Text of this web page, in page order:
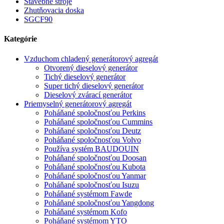
Zhutňovacia doska
SGCF90
Kategórie
Vzduchom chladený generátorový agregát
Otvorený dieselový generátor
Tichý dieselový generátor
Super tichý dieselový generátor
Dieselový zvárací generátor
Priemyselný generátorový agregát
Poháňané spoločnosťou Perkins
Poháňané spoločnosťou Cummins
Poháňané spoločnosťou Deutz
Poháňané spoločnosťou Volvo
Používa systém BAUDOUIN
Poháňané spoločnosťou Doosan
Poháňané spoločnosťou Kubota
Poháňané spoločnosťou Yanmar
Poháňané spoločnosťou Isuzu
Poháňané systémom Fawde
Poháňané spoločnosťou Yangdong
Poháňané systémom Kofo
Poháňané systémom YTO